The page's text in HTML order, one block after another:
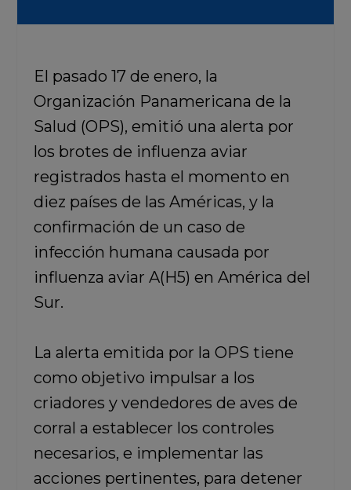
El pasado 17 de enero, la
Organización Panamericana de la
Salud (OPS), emitió una alerta por
los brotes de influenza aviar
registrados hasta el momento en
diez países de las Américas, y la
confirmación de un caso de
infección humana causada por
influenza aviar A(H5) en América del
Sur.
La alerta emitida por la OPS tiene
como objetivo impulsar a los
criadores y vendedores de aves de
corral a establecer los controles
necesarios, e implementar las
acciones pertinentes, para detener